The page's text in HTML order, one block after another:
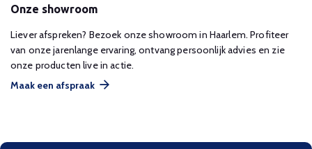
Onze showroom
Liever afspreken? Bezoek onze showroom in Haarlem. Profiteer
van onze jarenlange ervaring, ontvang persoonlijk advies en zie
onze producten live in actie.
Maak een afspraak